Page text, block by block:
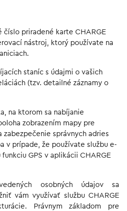
číslo priradené karte CHARGE
nástroj, ktorý používate na
staníc s údajmi o vašich
(tzv. detailné záznamy o
na ktorom sa nabíjanie
zobrazením mapy pre
zabezpečenie správnych adries
v prípade, že používate službu e-
GPS v aplikácii CHARGE
osobných údajov sa
vám využívať službu CHARGE
Právnym základom pre